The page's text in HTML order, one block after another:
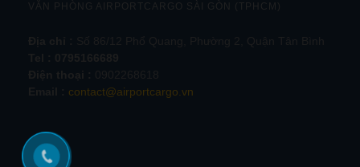
VĂN PHÒNG AIRPORTCARGO SÀI GÒN (TPHCM)
contact@airportcargo.vn